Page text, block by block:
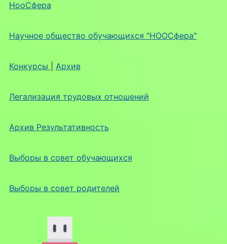
НооСфера
Научное общество обучающихся "НООСфера"
Конкурсы Архив
Легализация трудовых отношений
Архив Результативность
Выборы в совет обучающихся
Выборы в совет родителей